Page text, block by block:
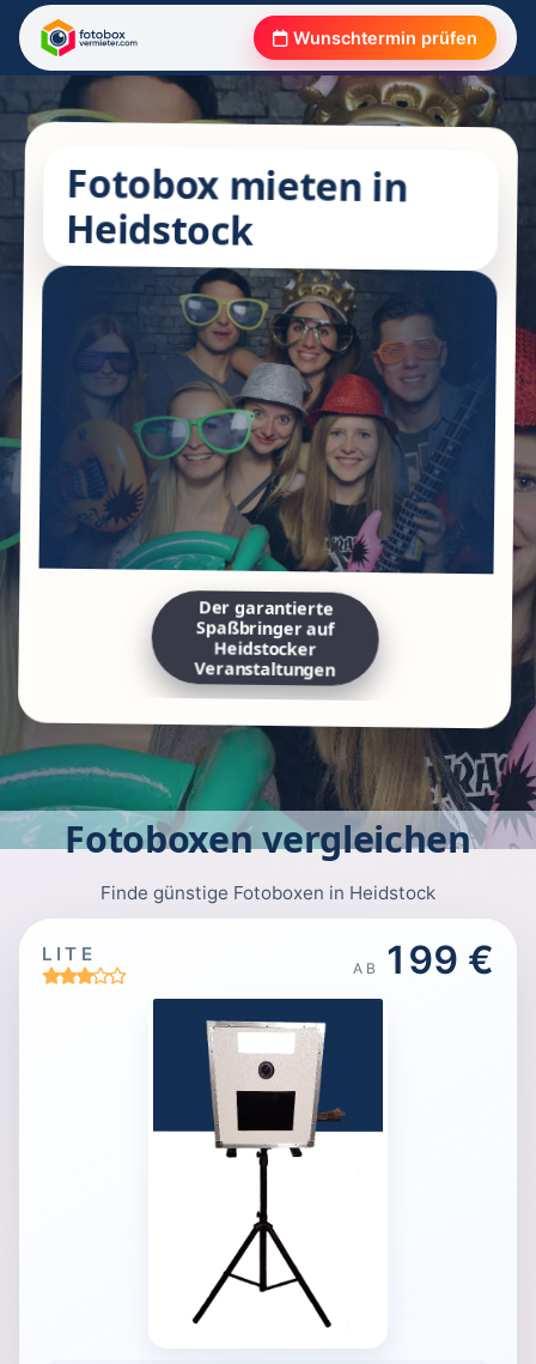
Wunschtermin prüfen
Fotobox mieten in
Heidstock
Der garantierte
Spaßbringer auf
Heidstocker
Veranstaltungen
Fotoboxen vergleichen
Finde günstige Fotoboxen in Heidstock
LITE
AB 199 €